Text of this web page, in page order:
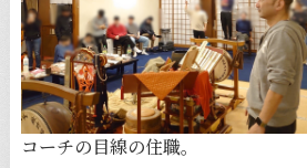
コーチの目線の住職。